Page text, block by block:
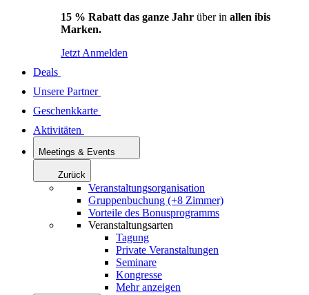
15 % Rabatt das ganze Jahr über in allen ibis
Marken.
Jetzt Anmelden
Deals
Unsere Partner
Geschenkkarte
Aktivitäten
Meetings & Events
Zurück
Veranstaltungsorganisation
Gruppenbuchung (+8 Zimmer)
Vorteile des Bonusprogramms
Veranstaltungsarten
Tagung
Private Veranstaltungen
Seminare
Kongresse
Mehr anzeigen